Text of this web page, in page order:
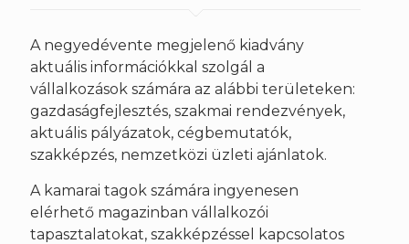
A negyedévente megjelenő kiadvány
aktuális információkkal szolgál a
vállalkozások számára az alábbi területeken:
gazdaságfejlesztés, szakmai rendezvények,
aktuális pályázatok, cégbemutatók,
szakképzés, nemzetközi üzleti ajánlatok.
A kamarai tagok számára ingyenesen
elérhető magazinban vállalkozói
tapasztalatokat, szakképzéssel kapcsolatos